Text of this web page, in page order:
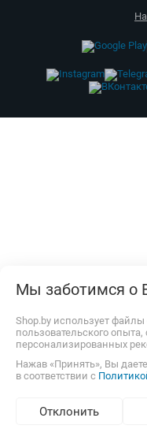
Мы заботимся о
Shop.by использует
пользовательского
персонализированных
Нажав «Принять», Вы
в соответствии с
Отклонить